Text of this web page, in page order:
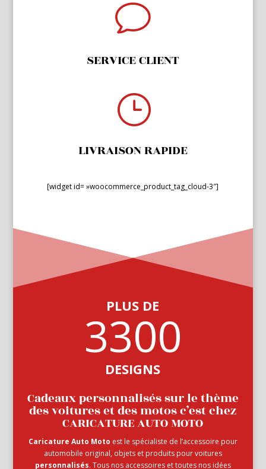
v
SERVICE CLIENT
}
LIVRAISON RAPIDE
[widget id= »woocommerce_product_tag_cloud-3″]
PLUS DE
3300
DESIGNS
Cadeaux personnalisés sur le thème
des voitures et des motos c’est chez
CARICATURE AUTO MOTO
Caricature Auto Moto est le spécialiste de l’accessoire pour
automobile original, objets et produits pour voitures
personnalisés. Tous nos accessoires et toutes nos idées